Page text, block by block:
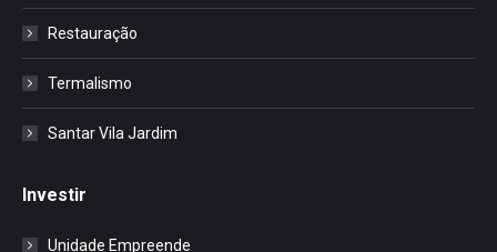
Restauração
Termalismo
Santar Vila Jardim
Investir
Unidade Empreende